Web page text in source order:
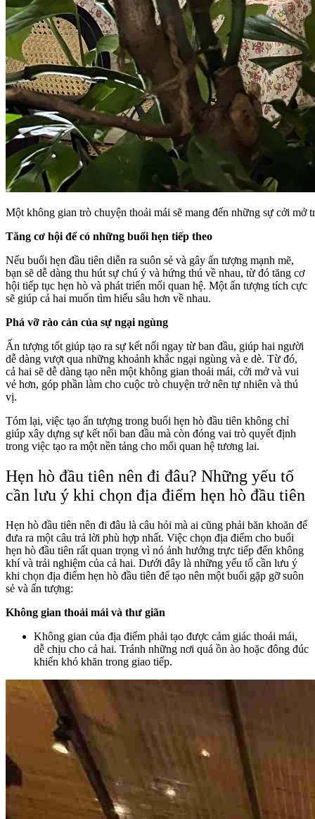
Một không gian trò chuyện thoải mái sẽ mang đến những sự cởi mở
Tăng cơ hội để có những buổi hẹn tiếp theo
Nếu buổi hẹn đầu tiên diễn ra suôn sẻ và gây ấn tượng mạnh mẽ,
bạn sẽ dễ dàng thu hút sự chú ý và hứng thú về nhau, từ đó tăng cơ
hội tiếp tục hẹn hò và phát triển mối quan hệ. Một ấn tượng tích cực
sẽ giúp cả hai muốn tìm hiểu sâu hơn về nhau.
Phá vỡ rào cản của sự ngại ngùng
Ấn tượng tốt giúp tạo ra sự kết nối ngay từ ban đầu, giúp hai người
dễ dàng vượt qua những khoảnh khắc ngại ngùng và e dè. Từ đó,
cả hai sẽ dễ dàng tạo nên một không gian thoải mái, cởi mở và vui
vẻ hơn, góp phần làm cho cuộc trò chuyện trở nên tự nhiên và thú
vị.
Tóm lại, việc tạo ấn tượng trong buổi hẹn hò đầu tiên không chỉ
giúp xây dựng sự kết nối ban đầu mà còn đóng vai trò quyết định
trong việc tạo ra một nền tảng cho mối quan hệ tương lai.
Hẹn hò đầu tiên nên đi đâu? Những yếu tố
cần lưu ý khi chọn địa điểm hẹn hò đầu tiên
Hẹn hò đầu tiên nên đi đâu là câu hỏi mà ai cũng phải băn khoăn để
đưa ra một câu trả lời phù hợp nhất. Việc chọn địa điểm cho buổi
hẹn hò đầu tiên rất quan trọng vì nó ảnh hưởng trực tiếp đến không
khí và trải nghiệm của cả hai. Dưới đây là những yếu tố cần lưu ý
khi chọn địa điểm hẹn hò đầu tiên để tạo nên một buổi gặp gỡ suôn
sẻ và ấn tượng:
Không gian thoải mái và thư giãn
Không gian của địa điểm phải tạo được cảm giác thoải mái,
dễ chịu cho cả hai. Tránh những nơi quá ồn ào hoặc đông đúc
khiến khó khăn trong giao tiếp.